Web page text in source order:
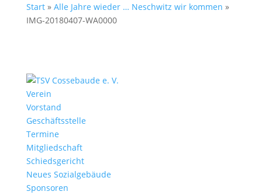
Start» Alle Jahre wieder … Neschwitz wir kommen »
IMG-20180407-WA0000
Verein
Vorstand
Geschäftsstelle
Termine
Mitgliedschaft
Schiedsgericht
Neues Sozialgebäude
Sponsoren